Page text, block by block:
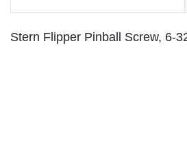
Stern Flipper Pinball Screw, 6-